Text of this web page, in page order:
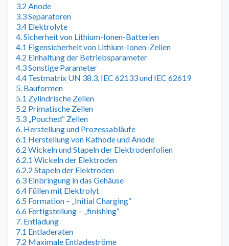
3.2 Anode
3.3 Separatoren
3.4 Elektrolyte
4. Sicherheit von Lithium-Ionen-Batterien
4.1 Eigensicherheit von Lithium-Ionen-Zellen
4.2 Einhaltung der Betriebsparameter
4.3 Sonstige Parameter
4.4 Testmatrix UN 38.3, IEC 62133 und IEC 62619
5. Bauformen
5.1 Zylindrische Zellen
5.2 Primatische Zellen
5.3 „Pouched“ Zellen
6. Herstellung und Prozessabläufe
6.1 Herstellung von Kathode und Anode
6.2 Wickeln und Stapeln der Elektrodenfolien
6.2.1 Wickeln der Elektroden
6.2.2 Stapeln der Elektroden
6.3 Einbringung in das Gehäuse
6.4 Füllen mit Elektrolyt
6.5 Formation – „Initial Charging“
6.6 Fertigstellung – „finishing“
7. Entladung
7.1 Entladeraten
7.2 Maximale Entladeströme